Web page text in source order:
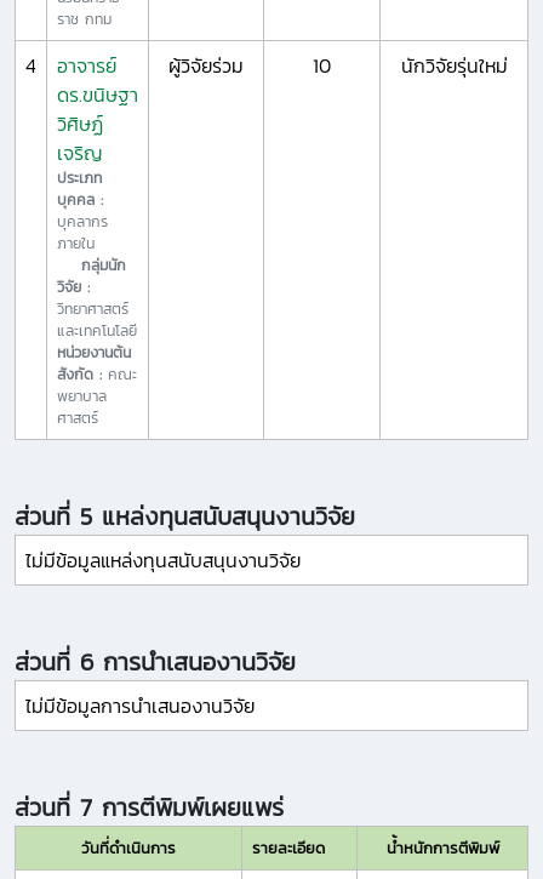
ราช กทม
4
อาจารย์
ดร.ขนิษฐา
วิศิษฏ์
เจริญ
ประเภท
บุคคล :
บุคลากร
ภายใน
กลุ่มนัก
วิจัย :
วิทยาศาสตร์
และเทคโนโลยี
หน่วยงานต้น
สังกัด : คณะ
พยาบาล
ศาสตร์
ผู้วิจัยร่วม 10 นักวิจัยรุ่นใหม่
ส่วนที่ 5 แหล่งทุนสนับสนุนงานวิจัย
ไม่มีข้อมูลแหล่งทุนสนับสนุนงานวิจัย
ส่วนที่ 6 การนำเสนองานวิจัย
ไม่มีข้อมูลการนำเสนองานวิจัย
ส่วนที่ 7 การตีพิมพ์เผยแพร่
วันที่ดำเนินการ รายละเอียด น้ำหนักการตีพิมพ์